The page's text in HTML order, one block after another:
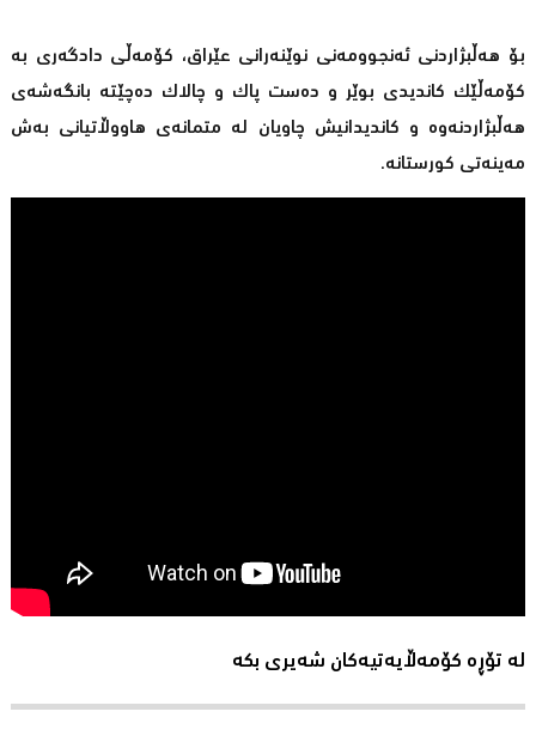
بۆ هەڵبژاردنی ئەنجوومەنی نوێنەرانی عێراق، كۆمەڵی دادگەری بە
كۆمەڵێك كاندیدی بوێر و دەست پاك و چالاك دەچێتە بانگەشەی
هەڵبژاردنەوە و كاندیدانیش چاویان لە متمانەی هاووڵاتیانی بەش
مەینەتی كورستانە.
لە تۆڕە کۆمەڵایەتیەکان شەیری بکە